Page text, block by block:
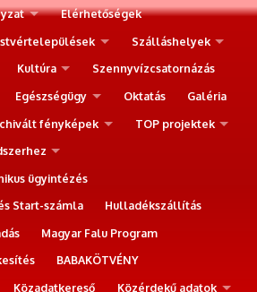
Elérhetőségek
Szálláshelyek
Kultúra
Szennyvízcsatornázás
Egészségügy Oktatás
Galéria
fényképek
TOP projektek
ügyintézés
Start-számla
Hulladékszállítás
Magyar Falu Program
BABAKÖTVÉNY
Közadatkereső
Közérdekű adatok